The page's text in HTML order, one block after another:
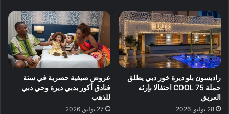
راديسون بلو ديرة خور دبي يطلق
حملة 75 COOL احتفالا بإرثه
العريق
28 يوليو, 2026
عروض صيفية حصرية في ستة
فنادق أكور بدبي ديرة وحي دبي
للذهب
27 يوليو, 2026